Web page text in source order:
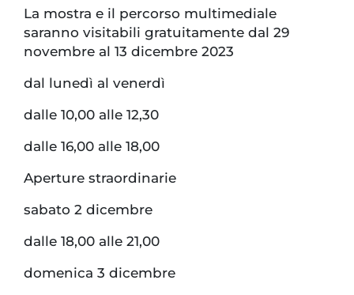
La mostra e il percorso multimediale
saranno visitabili gratuitamente dal 29
novembre al 13 dicembre 2023
dal lunedì al venerdì
dalle 10,00 alle 12,30
dalle 16,00 alle 18,00
Aperture straordinarie
sabato 2 dicembre
dalle 18,00 alle 21,00
domenica 3 dicembre